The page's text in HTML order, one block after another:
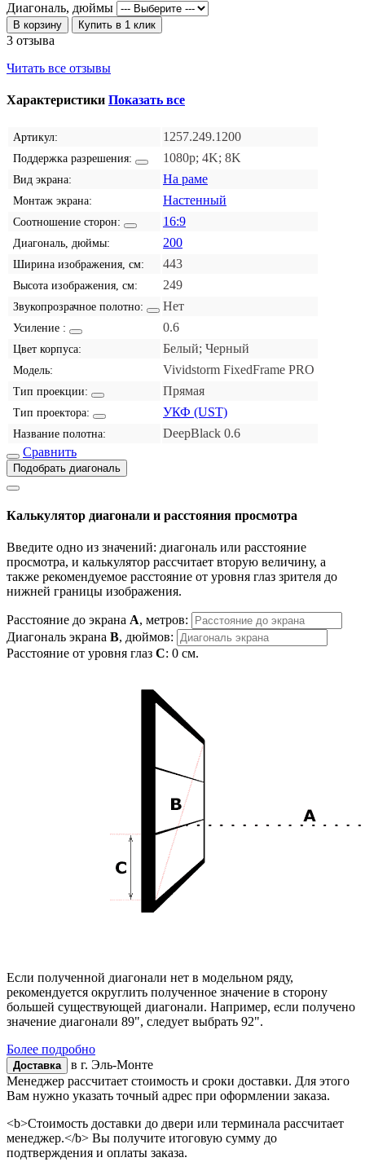
Диагональ, дюймы
В корзину Купить в 1 клик
3 отзыва
Читать все отзывы
Характеристики Показать все
Артикул: 1257.249.1200
Поддержка разрешения: 1080p; 4K; 8K
Вид экрана: На раме
Монтаж экрана: Настенный
Соотношение сторон: 16:9
Диагональ, дюймы: 200
Ширина изображения, см: 443
Высота изображения, см: 249
Звукопрозрачное полотно: Нет
Усиление : 0.6
Цвет корпуса: Белый; Черный
Модель: Vividstorm FixedFrame PRO
Тип проекции: Прямая
Тип проектора: УКФ (UST)
Название полотна:
DeepBlack 0.6
Сравнить
Подобрать диагональ
Калькулятор диагонали и расстояния просмотра
Введите одно из значений: диагональ или расстояние
просмотра, и калькулятор рассчитает вторую величину, а
также рекомендуемое расстояние от уровня глаз зрителя до
нижней границы изображения.
Расстояние до экрана A, метров:
Диагональ экрана B, дюймов:
Расстояние от уровня глаз C: 0 см.
Если полученной диагонали нет в модельном ряду,
рекомендуется округлить полученное значение в сторону
большей существующей диагонали. Например, если получено
значение диагонали 89", следует выбрать 92".
Более подробно
Доставка в г. Эль-Монте
Менеджер рассчитает стоимость и сроки доставки. Для этого
Вам нужно указать точный адрес при оформлении заказа.
<b>Стоимость доставки до двери или терминала рассчитает
менеджер.</b> Вы получите итоговую сумму до
подтверждения и оплаты заказа.